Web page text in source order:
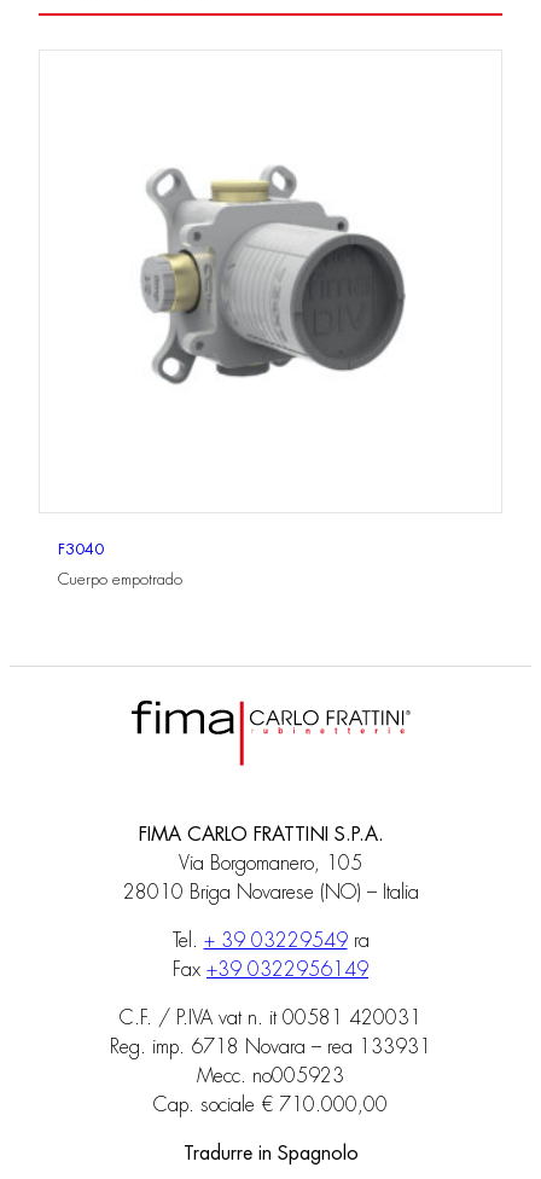
F3040
Cuerpo empotrado
FIMA CARLO FRATTINI S.P.A.
Via Borgomanero, 105
28010 Briga Novarese (NO) – Italia
Tel. + 39 03229549ra
Fax +39 0322956149
C.F. / P.IVA vat n. it 00581 420031
Reg. imp. 6718 Novara – rea 133931
Mecc. no005923
Cap. sociale € 710.000,00
Tradurre in Spagnolo